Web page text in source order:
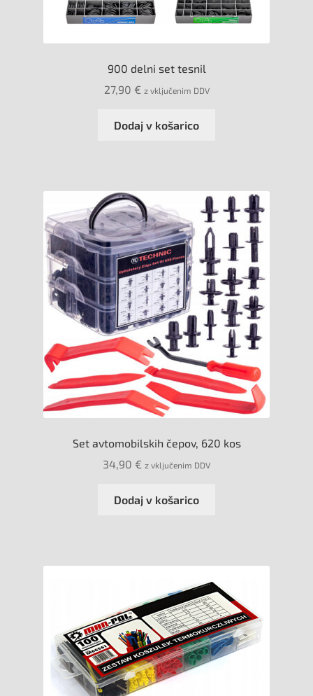
900 delni set tesnil
27,90 € z vključenim DDV
Dodaj v košarico
Set avtomobilskih čepov, 620 kos
34,90 € z vključenim DDV
Dodaj v košarico